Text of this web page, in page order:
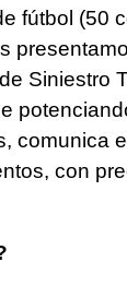
fútbol (50
Siniestro
comunica
con